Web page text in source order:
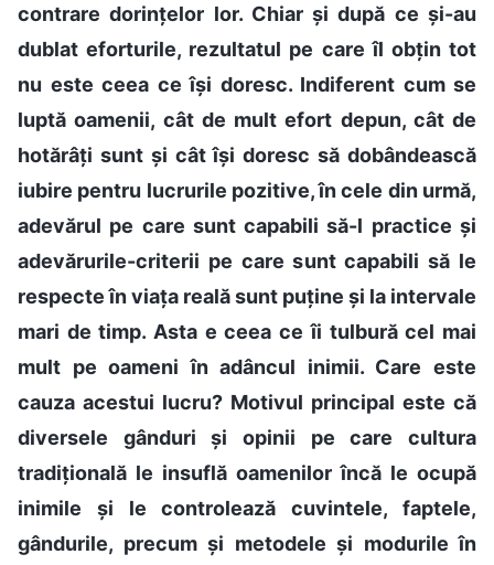
contrare dorințelor lor. Chiar și după ce și-au
dublat eforturile, rezultatul pe care îl obțin tot
nu este ceea ce își doresc. Indiferent cum se
luptă oamenii, cât de mult efort depun, cât de
hotărâți sunt și cât își doresc să dobândească
iubire pentru lucrurile pozitive, în cele din urmă,
adevărul pe care sunt capabili să-l practice și
adevărurile-criterii pe care sunt capabili să le
respecte în viața reală sunt puține și la intervale
mari de timp. Asta e ceea ce îi tulbură cel mai
mult pe oameni în adâncul inimii. Care este
cauza acestui lucru? Motivul principal este că
diversele gânduri și opinii pe care cultura
tradițională le insuflă oamenilor încă le ocupă
inimile și le controlează cuvintele, faptele,
gândurile, precum și metodele și modurile în